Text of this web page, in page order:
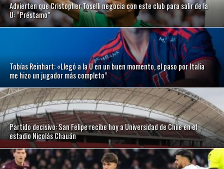
Advierten que Cristopher Toselli negocia con este club para salir de la
U: “Préstamo”
Tobías Reinhart: «Llegó a la U en un buen momento, el paso por Italia
me hizo un jugador más completo”
Partido decisivo: San Felipe recibe hoy a Universidad de Chile en el
estadio Nicolás Chauán